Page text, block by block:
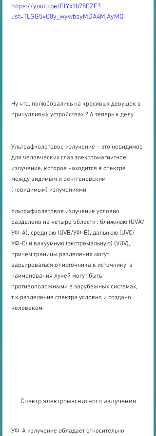
https://youtu.be/ElYx1b78CZE?
list=TLGG5vC8y_wywbsyMDA4MjAyMQ
Ну что, полюбовались на красивых девушек в
причудливых устройствах ? А теперь к делу.
Ультрафиолетовое излучение – это невидимое
для человческих глаз электромагнитное
излучение, которое находится в спектре
между видимым и рентгеновским
(невидимым) излучениями.
Ультрафиолетовое излучение условно
разделено на четыре области : ближнюю (UVA/
УФ-А), среднюю (UVB/УФ-В), дальнюю (UVC/
УФ-С) и вакуумную (экстремальную) (VUV),
причём границы разделения могут
варьироваться от источника к источнику, а
наименования лучей могут быть
противоположными в зарубежных системах,
т.к разделение спектра условно и создано
человеком.
Спектр электромагнитного излучения
УФ-А излучение обладает относительно